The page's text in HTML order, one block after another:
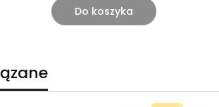
Do koszyka